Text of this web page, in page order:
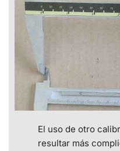
El uso de otro
resultar más